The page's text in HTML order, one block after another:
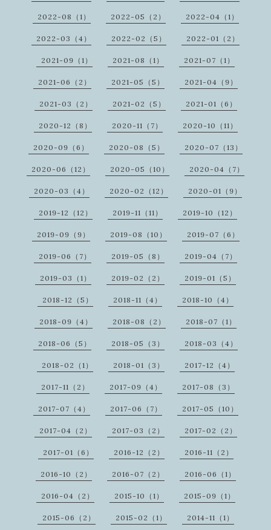
2022-08（1） 2022-05（2） 2022-04（1）
2022-03（4） 2022-02（5） 2022-01（2）
2021-09（1） 2021-08（1） 2021-07（1）
2021-06（2） 2021-05（5） 2021-04（9）
2021-03（2） 2021-02（5） 2021-01（6）
2020-12（8） 2020-11（7） 2020-10（11）
2020-09（6） 2020-08（5） 2020-07（13）
2020-06（12） 2020-05（10） 2020-04（7）
2020-03（4） 2020-02（12） 2020-01（9）
2019-12（12） 2019-11（11） 2019-10（12）
2019-09（9） 2019-08（10） 2019-07（6）
2019-06（7） 2019-05（8） 2019-04（7）
2019-03（1） 2019-02（2） 2019-01（5）
2018-12（5） 2018-11（4） 2018-10（4）
2018-09（4） 2018-08（2） 2018-07（1）
2018-06（5） 2018-05（3） 2018-03（4）
2018-02（1） 2018-01（3） 2017-12（4）
2017-11（2） 2017-09（4） 2017-08（3）
2017-07（4） 2017-06（7） 2017-05（10）
2017-04（2） 2017-03（2） 2017-02（2）
2017-01（6） 2016-12（2） 2016-11（2）
2016-10（2） 2016-07（2） 2016-06（1）
2016-04（2） 2015-10（1） 2015-09（1）
2015-06（2） 2015-02（1） 2014-11（1）